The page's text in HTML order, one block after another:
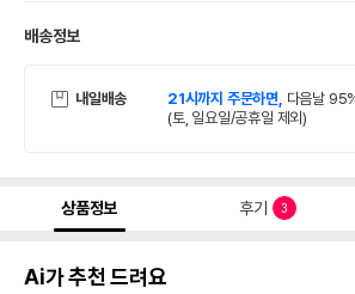
배송정보
내일배송 21시까지 주문하면, 다음날
(토, 일요일/공휴일 제외)
상품정보 후기 3
Ai가 추천 드려요